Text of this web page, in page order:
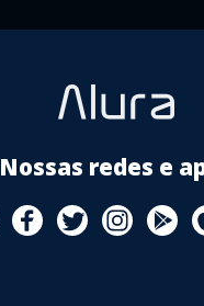
Nossas redes e